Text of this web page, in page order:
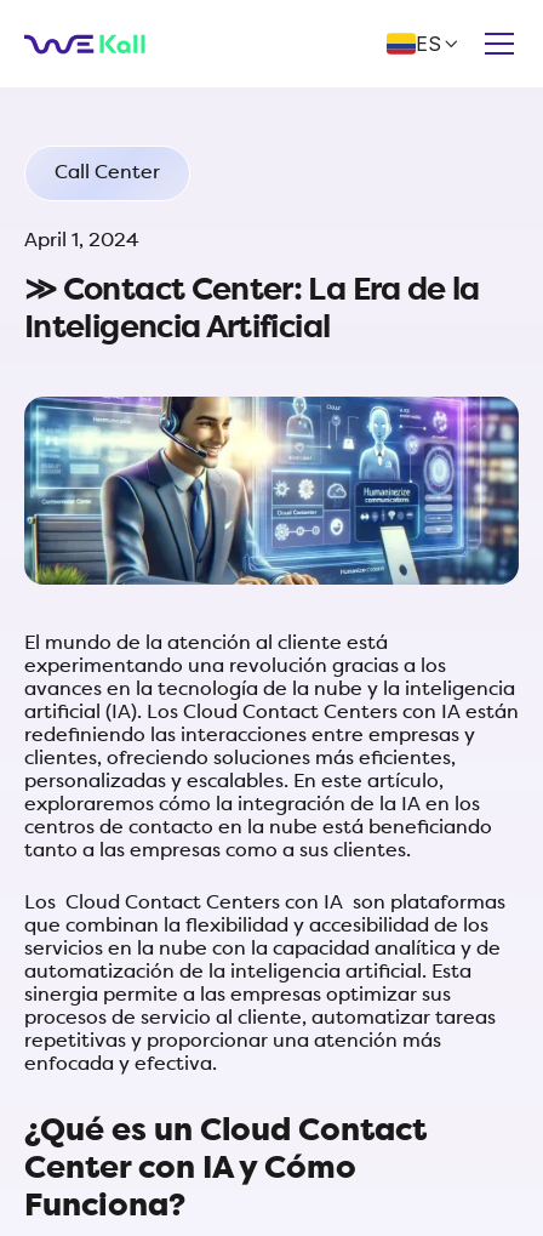
ES 
Call Center
April 1, 2024
≫ Contact Center: La Era de la
Inteligencia Artificial
El mundo de la atención al cliente está
experimentando una revolución gracias a los
avances en la tecnología de la nube y la inteligencia
artificial (IA). Los Cloud Contact Centers con IA están
redefiniendo las interacciones entre empresas y
clientes, ofreciendo soluciones más eficientes,
personalizadas y escalables. En este artículo,
exploraremos cómo la integración de la IA en los
centros de contacto en la nube está beneficiando
tanto a las empresas como a sus clientes.
Los Cloud Contact Centers con IA son plataformas
que combinan la flexibilidad y accesibilidad de los
servicios en la nube con la capacidad analítica y de
automatización de la inteligencia artificial. Esta
sinergia permite a las empresas optimizar sus
procesos de servicio al cliente, automatizar tareas
repetitivas y proporcionar una atención más
enfocada y efectiva.
¿Qué es un Cloud Contact
Center con IA y Cómo
Funciona?